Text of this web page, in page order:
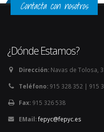
Contacta con nosotros
¿Dónde Estamos?
Dirección: Navas de Tolosa,
Teléfono: 915 328 352 | 915
Fax: 915 326 538
EMail:fepyc@fepyc.es